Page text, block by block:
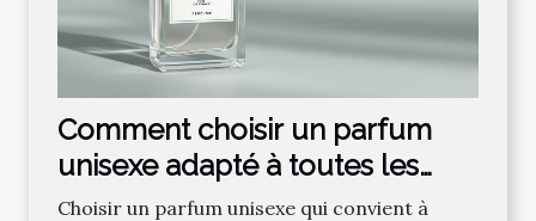
Comment choisir un parfum
unisexe adapté à toutes les
saisons ?
Choisir un parfum unisexe qui convient à